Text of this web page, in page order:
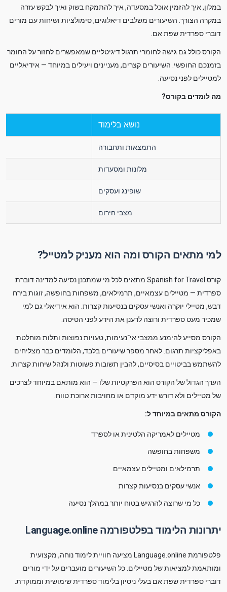
במלון, איך להזמין אוכל במסעדה, איך להתמקח בשוק ואיך לבקש עזרה
במקרה הצורך. השיעורים משלבים דיאלוגים, סימולציות ושיחות עם מורים
דוברי ספרדית שפת אם.
הקורס כולל גם גישה לחומרי תרגול דיגיטליים שמאפשרים לחזור על החומר
בזמנכם החופשי. השיעורים קצרים, מעניינים ויעילים במיוחד — אידיאליים
למטיילים לפני נסיעה.
מה לומדים בקורס?
נושא בלימוד
התמצאות ותחבורה
מלונות ומסעדות
שופינג ועסקים
מצבי חירום
למי מתאים הקורס ומה הוא מעניק למטייל?
קורס Spanish for Travel מתאים לכל מי שמתכנן נסיעה למדינה דוברת
ספרדית — מטיילים עצמאיים, תרמילאים, משפחות בחופשה, זוגות בירח
דבש, מטיילי יוקרה ואנשי עסקים בנסיעות קצרות. הוא אידיאלי גם למי
שמכיר מעט ספרדית ורוצה לרענן את הידע לפני הטיסה.
הקורס מסייע להימנע ממצבי אי־נעימות, טעויות נפוצות ותלות מוחלטת
באפליקציות תרגום. לאחר מספר שיעורים בלבד, הלומדים כבר מצליחים
להשתמש בביטויים בסיסיים, להבין תשובות פשוטות ולנהל שיחות קצרות.
הערך הגדול של הקורס הוא הפרקטיות שלו — הוא מותאם במיוחד לצרכים
של מטיילים ולא דורש ידע מוקדם או מחויבות ארוכת טווח.
הקורס מתאים במיוחד ל:
מטיילים לאמריקה הלטינית או לספרד
משפחות בחופשה
תרמילאים ומטיילים עצמאיים
אנשי עסקים בנסיעות קצרות
כל מי שרוצה להרגיש בטוח יותר במהלך נסיעה
יתרונות הלימוד בפלטפורמה Language.online
פלטפורמת Language.online מציעה חוויית לימוד נוחה, מקצועית
ומותאמת למציאות של מטיילים. כל השיעורים מועברים על ידי מורים
דוברי ספרדית שפת אם בעלי ניסיון בלימוד ספרדית שימושית וממוקדת.